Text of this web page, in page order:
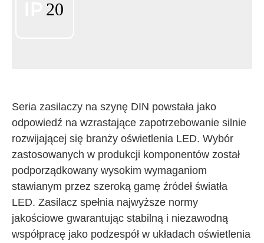
Seria zasilaczy na szynę DIN powstała jako
odpowiedź na wzrastające zapotrzebowanie silnie
rozwijającej się branży oświetlenia LED. Wybór
zastosowanych w produkcji komponentów został
podporządkowany wysokim wymaganiom
stawianym przez szeroką gamę źródeł światła
LED. Zasilacz spełnia najwyższe normy
jakościowe gwarantując stabilną i niezawodną
współpracę jako podzespół w układach oświetlenia